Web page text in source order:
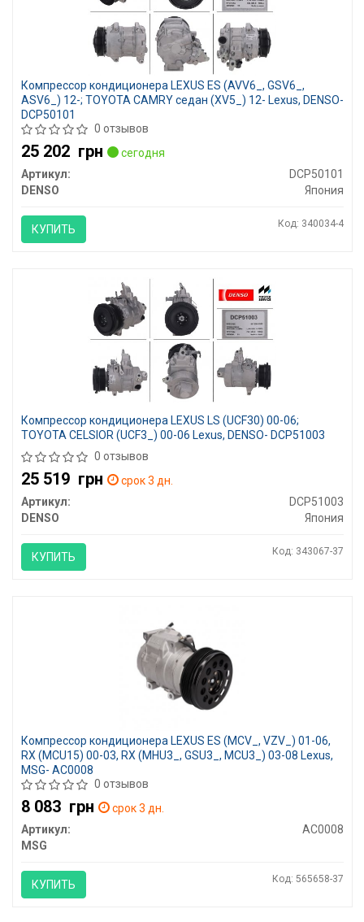
Компрессор кондиционера LEXUS ES (AVV6_, GSV6_,
ASV6_) 12-; TOYOTA CAMRY седан (XV5_) 12- Lexus, DENSO-
DCP50101
0 отзывов
25 202 грн
сегодня
Артикул:
DCP50101
DENSO
Япония
КУПИТЬ Код: 340034-4
Компрессор кондиционера LEXUS LS (UCF30) 00-06;
TOYOTA CELSIOR (UCF3_) 00-06 Lexus, DENSO- DCP51003
0 отзывов
25 519 грн
срок 3 дн.
Артикул:
DCP51003
DENSO
Япония
КУПИТЬ Код: 343067-37
Компрессор кондиционера LEXUS ES (MCV_, VZV_) 01-06,
RX (MCU15) 00-03, RX (MHU3_, GSU3_, MCU3_) 03-08 Lexus,
MSG- AC0008
0 отзывов
8 083 грн
срок 3 дн.
Артикул:
AC0008
MSG
КУПИТЬ Код: 565658-37